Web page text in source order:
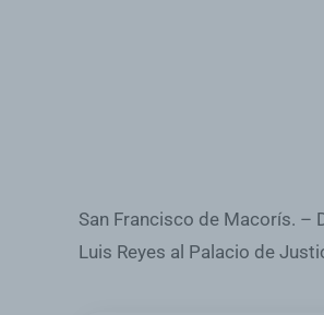
San Francisco de Macorís. –
Luis Reyes al Palacio de